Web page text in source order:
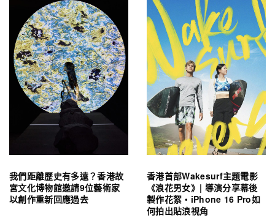
我們距離歷史有多遠？香港故
宮文化博物館邀請9位藝術家
以創作重新回應過去
香港首部Wakesurf主題電影
《浪花男女》| 導演分享幕後
製作花絮・iPhone 16 Pro如
何拍出貼浪視角